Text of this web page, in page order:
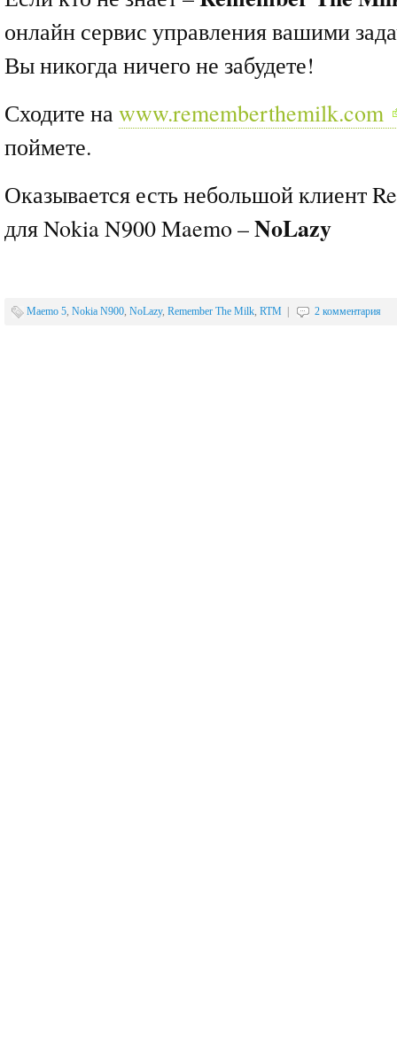
онлайн сервис управления вашими
Вы никогда ничего не забудете!
Сходите наwww.rememberthemilk.com
поймете.
Оказывается есть небольшой клиент
для Nokia N900 Maemo –NoLazy
Maemo 5, Nokia N900, NoLazy, Remember The Milk, RTM 2 комментария